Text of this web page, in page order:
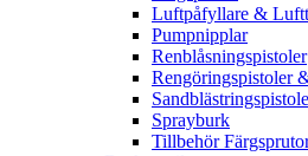
Luftpåfyllare &
Pumpnipplar
Renblåsningspistoler
Rengöringspistoler
Sprayburk
Tillbehör